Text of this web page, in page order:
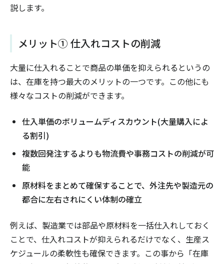
説します。
メリット① 仕入れコストの削減
大量に仕入れることで商品の単価を抑えられるというの
は、在庫を持つ最大のメリットの一つです。この他にも
様々なコストの削減ができます。
仕入単価のボリュームディスカウント(大量購入によ
る割引)
複数回発注するよりも物流費や事務コストの削減が可
能
原材料をまとめて確保することで、外注先や製造元の
都合に左右されにくい体制の確立
例えば、製造業では部品や原材料を一括仕入れしておく
ことで、仕入れコストが抑えられるだけでなく、生産ス
ケジュールの柔軟性も確保できます。この事から「在庫